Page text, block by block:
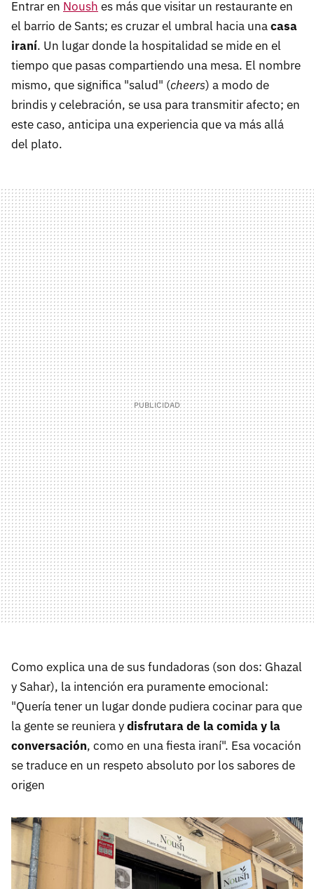
Entrar en Noush es más que visitar un restaurante en
el barrio de Sants; es cruzar el umbral hacia unacasa
iraní. Un lugar donde la hospitalidad se mide en el
tiempo que pasas compartiendo una mesa. El nombre
mismo, que significa "salud" (cheers) a modo de
brindis y celebración, se usa para transmitir afecto; en
este caso, anticipa una experiencia que va más allá
del plato.
Como explica una de sus fundadoras (son dos: Ghazal
y Sahar), la intención era puramente emocional:
"Quería tener un lugar donde pudiera cocinar para que
la gente se reuniera ydisfrutara de la comida y la
conversación, como en una fiesta iraní". Esa vocación
se traduce en un respeto absoluto por los sabores de
origen